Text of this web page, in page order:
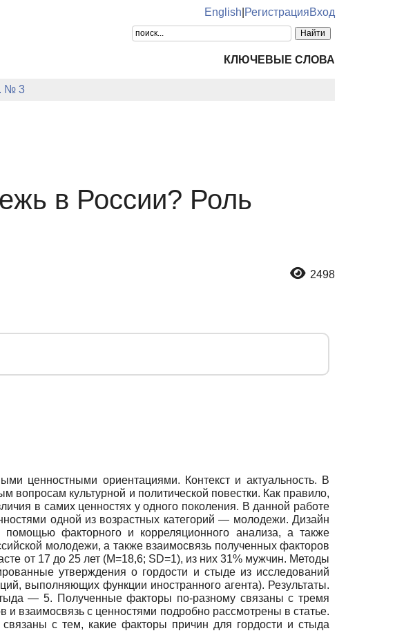
English РегистрацияВход
КЛЮЧЕВЫЕ СЛОВА
№ 3
в России? Роль
2498
ценностными ориентациями. Контекст и актуальность. В
вопросам культурной и политической повестки. Как правило,
в самих ценностях у одного поколения. В данной работе
одной из возрастных категорий — молодежи. Дизайн
факторного и корреляционного анализа, а также
молодежи, а также взаимосвязь полученных факторов
от 17 до 25 лет (M=18,6; SD=1), из них 31% мужчин. Методы
утверждения о гордости и стыде из исследований
выполняющих функции иностранного агента). Результаты.
— 5. Полученные факторы по-разному связаны с тремя
взаимосвязь с ценностями подробно рассмотрены в статье.
с тем, какие факторы причин для гордости и стыда